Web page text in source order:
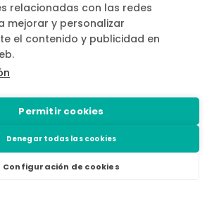
relacionadas con las redes
mejorar y personalizar
el contenido y publicidad en
Permitir cookies
Denegar todas las cookies
Configuración de cookies
conjardín​,​barbacoaen
…